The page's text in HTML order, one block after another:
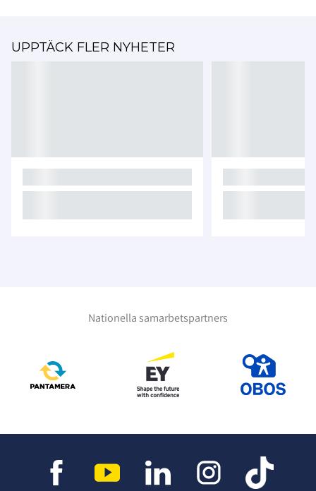
UPPTÄCK FLER NYHETER
Nationella samarbetspartners